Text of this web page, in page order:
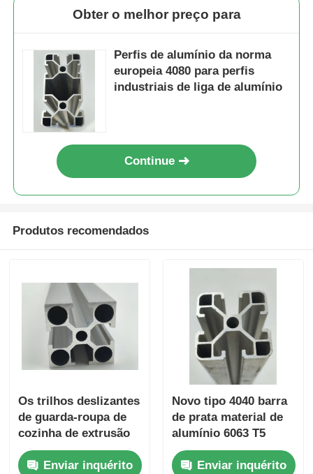
Obter o melhor preço para
Perfis de alumínio da norma
europeia 4080 para perfis
industriais de liga de alumínio
Continue
Produtos recomendados
Os trilhos deslizantes
de guarda-roupa de
cozinha de extrusão
de perfil de alumínio
da série 6000 feitos
Enviar inquérito
Novo tipo 4040 barra
de prata material de
alumínio 6063 T5
perfis de alumínio
personalizados na
Enviar inquérito